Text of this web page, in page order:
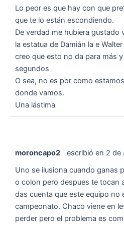
Lo peor es que hay con que
que te lo están escondiendo.
De verdad me hubiera gustado
la estatua de Damián la e
creo que esto no da para más
segundos
O sea, no es por como
donde vamos.
Una lástima
moroncapo2 escribió en 2 de
Uno se ilusiona cuando ganas
o colon pero despues te tocan
das cuenta que este equipo no
campeonato. Chaco viene en
perder pero el problema es